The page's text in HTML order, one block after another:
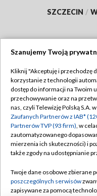
SZCZECIN /
Abonament TVP
Emisja w TVP
Centrum informacji
Naziemna Telewizja
Rada Programowa
Szanujemy Twoją
Kliknij "Akceptuję i przechodzę
korzystanie z technologii
dostęp do informacji na Twoim
przechowywanie oraz na
nas, czyli Telewizję Polską S.A.
Zaufanych Partnerów z IAB*
Partnerów TVP (93 firm), w
zautomatyzowanego
mierzenia ich skuteczności) i
także zgody na udostępnianie
Twoje dane osobowe zbierane
poszczególnych serwisów
zapisywane za pomocą